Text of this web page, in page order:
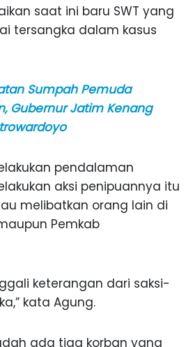
saat ini baru SWT yang
tersangka dalam kasus
Sumpah Pemuda
Gubernur Jatim Kenang
pendalaman
aksi penipuannya itu
melibatkan orang lain di
Pemkab
keterangan dari saksi-
kata Agung.
ada tiga korban yang